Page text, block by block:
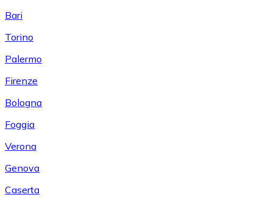
Bari
Torino
Palermo
Firenze
Bologna
Foggia
Verona
Genova
Caserta